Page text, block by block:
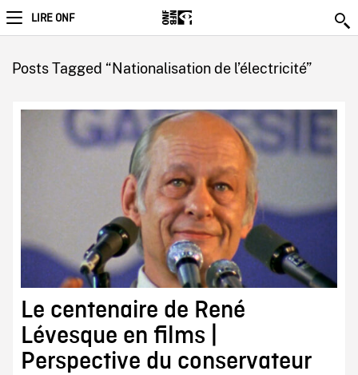
LIRE ONF
Posts Tagged “Nationalisation de l’électricité”
Le centenaire de René
Lévesque en films |
Perspective du conservateur